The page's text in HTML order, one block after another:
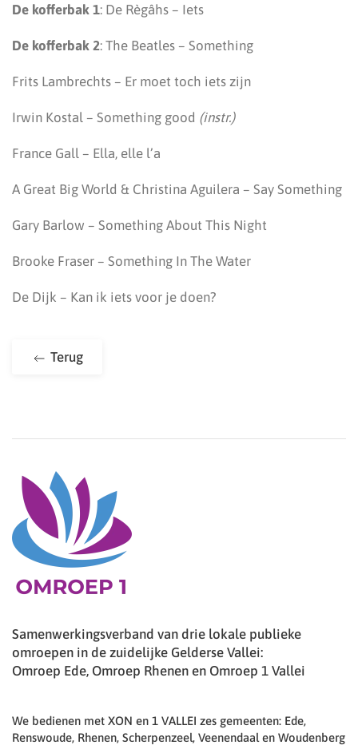
De kofferbak 1: De Règâhs – Iets
De kofferbak 2: The Beatles – Something
Frits Lambrechts – Er moet toch iets zijn
Irwin Kostal – Something good (instr.)
France Gall – Ella, elle l’a
A Great Big World & Christina Aguilera – Say Something
Gary Barlow – Something About This Night
Brooke Fraser – Something In The Water
De Dijk – Kan ik iets voor je doen?
Terug
Samenwerkingsverband van drie lokale publieke
omroepen in de zuidelijke Gelderse Vallei:
Omroep Ede, Omroep Rhenen en Omroep 1 Vallei
We bedienen met XON en 1 VALLEI zes gemeenten: Ede,
Renswoude, Rhenen, Scherpenzeel, Veenendaal en Woudenberg